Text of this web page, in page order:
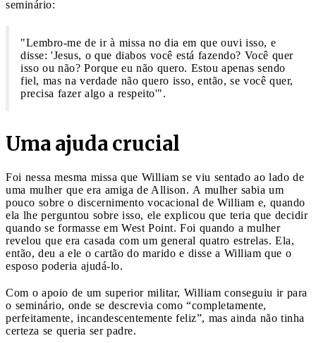
seminário:
"Lembro-me de ir à missa no dia em que ouvi isso, e
disse: 'Jesus, o que diabos você está fazendo? Você quer
isso ou não? Porque eu não quero. Estou apenas sendo
fiel, mas na verdade não quero isso, então, se você quer,
precisa fazer algo a respeito'".
Uma ajuda crucial
Foi nessa mesma missa que William se viu sentado ao lado de
uma mulher que era amiga de Allison. A mulher sabia um
pouco sobre o discernimento vocacional de William e, quando
ela lhe perguntou sobre isso, ele explicou que teria que decidir
quando se formasse em West Point. Foi quando a mulher
revelou que era casada com um general quatro estrelas. Ela,
então, deu a ele o cartão do marido e disse a William que o
esposo poderia ajudá-lo.
Com o apoio de um superior militar, William conseguiu ir para
o seminário, onde se descrevia como “completamente,
perfeitamente, incandescentemente feliz”, mas ainda não tinha
certeza se queria ser padre.